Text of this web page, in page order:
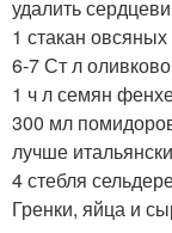
удалить
1 стакан
6-7 Ст л
1 ч л семян
300 мл
лучше
4 стебля
Гренки, яйца и